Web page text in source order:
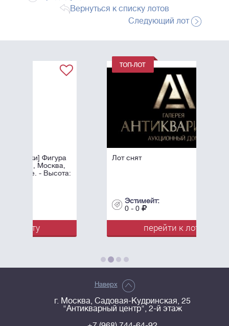
Вернуться к списку лотов
Следующий лот
Лот снят
Эстимейт:
перейти к лоту
Наверх
г. Москва, Садовая-Кудринская, 25
"Антикварный центр", 2-й этаж